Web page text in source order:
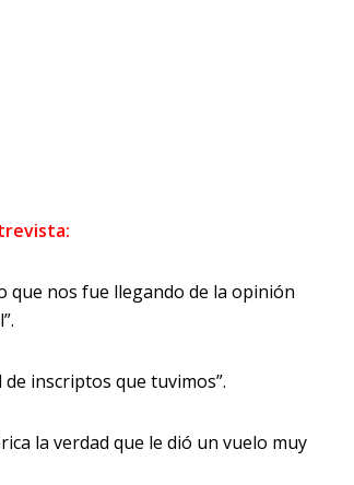
nos fue llegando de la opinión
inscriptos que tuvimos”.
la verdad que le dió un vuelo muy